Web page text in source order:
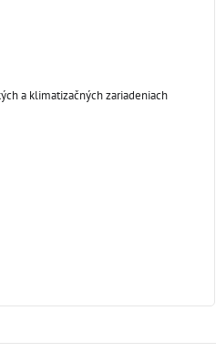
a klimatizačných zariadeniach